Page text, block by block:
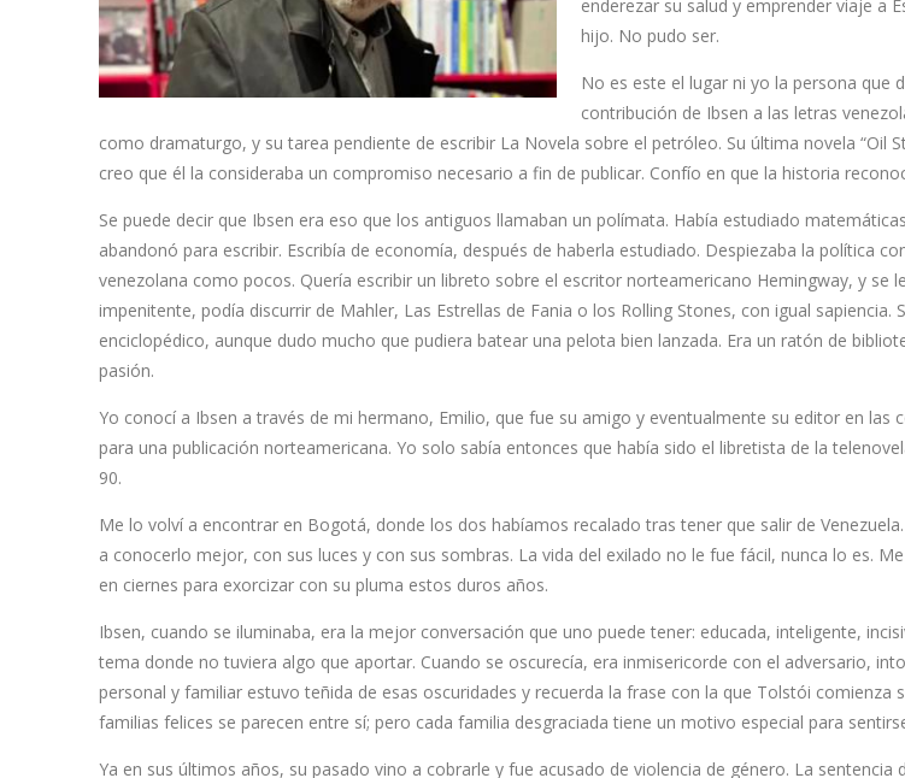
enderezar su salud y emprender viaje a
hijo. No pudo ser.
No es este el lugar ni yo la persona que
contribución de Ibsen a las letras
como dramaturgo, y su tarea pendiente de escribir La Novela sobre el petróleo. Su última novela “Oil
creo que él la consideraba un compromiso necesario a fin de publicar. Confío en que la historia
Se puede decir que Ibsen era eso que los antiguos llamaban un polímata. Había estudiado
abandonó para escribir. Escribía de economía, después de haberla estudiado. Despiezaba la política
venezolana como pocos. Quería escribir un libreto sobre el escritor norteamericano Hemingway, y se
impenitente, podía discurrir de Mahler, Las Estrellas de Fania o los Rolling Stones, con igual sapiencia.
enciclopédico, aunque dudo mucho que pudiera batear una pelota bien lanzada. Era un ratón de
pasión.
Yo conocí a Ibsen a través de mi hermano, Emilio, que fue su amigo y eventualmente su editor en las
para una publicación norteamericana. Yo solo sabía entonces que había sido el libretista de la
90.
Me lo volví a encontrar en Bogotá, donde los dos habíamos recalado tras tener que salir de
a conocerlo mejor, con sus luces y con sus sombras. La vida del exilado no le fue fácil, nunca lo es.
en ciernes para exorcizar con su pluma estos duros años.
Ibsen, cuando se iluminaba, era la mejor conversación que uno puede tener: educada, inteligente,
tema donde no tuviera algo que aportar. Cuando se oscurecía, era inmisericorde con el adversario,
personal y familiar estuvo teñida de esas oscuridades y recuerda la frase con la que Tolstói comienza
familias felices se parecen entre sí; pero cada familia desgraciada tiene un motivo especial para
Ya en sus últimos años, su pasado vino a cobrarle y fue acusado de violencia de género. La sentencia